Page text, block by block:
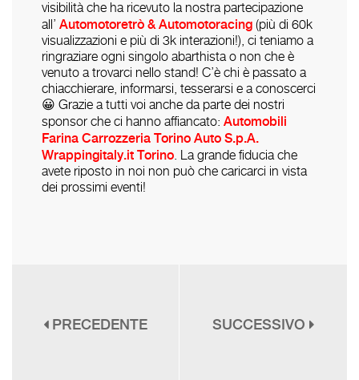
visibilità che ha ricevuto la nostra partecipazione
all’Automotoretrò & Automotoracing (più di 60k
visualizzazioni e più di 3k interazioni!), ci teniamo a
ringraziare ogni singolo abarthista o non che è
venuto a trovarci nello stand! C’è chi è passato a
chiacchierare, informarsi, tesserarsi e a conoscerci
😀 Grazie a tutti voi anche da parte dei nostri
sponsor che ci hanno affiancato:Automobili
Farina Carrozzeria Torino Auto S.p.A.
Wrappingitaly.it Torino. La grande fiducia che
avete riposto in noi non può che caricarci in vista
dei prossimi eventi!
PRECEDENTE SUCCESSIVO